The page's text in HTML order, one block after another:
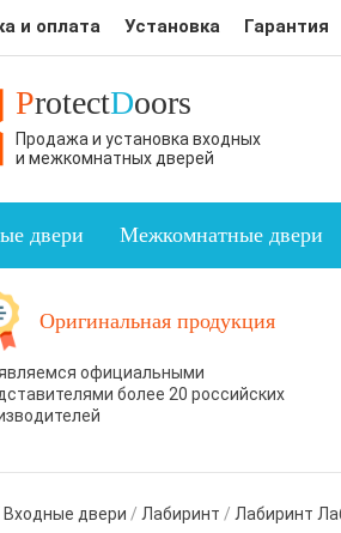
и оплата Установка Гарантия
ProtectDoors
Продажа и установка входных
и межкомнатных дверей
двери Межкомнатные двери
Оригинальная продукция
официальными
более 20 российских
Входные двери / Лабиринт / Лабиринт